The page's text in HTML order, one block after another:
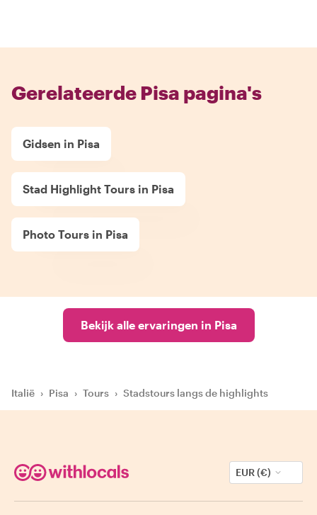
Gerelateerde Pisa pagina's
Gidsen in Pisa
Stad Highlight Tours in Pisa
Photo Tours in Pisa
Bekijk alle ervaringen in Pisa
Italië › Pisa › Tours › Stadstours langs de highlights
EUR (€)